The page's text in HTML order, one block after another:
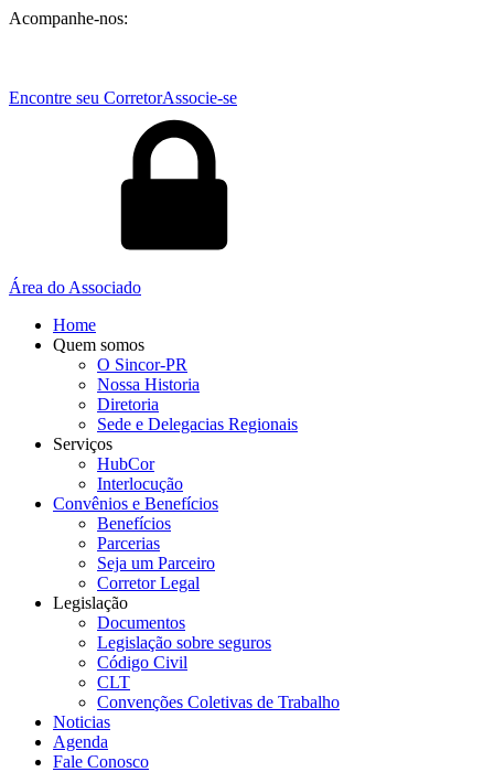
Acompanhe-nos:
Encontre seu CorretorAssocie-se
Área do Associado
Home
Quem somos
O Sincor-PR
Nossa Historia
Diretoria
Sede e Delegacias Regionais
Serviços
HubCor
Interlocução
Convênios e Benefícios
Benefícios
Parcerias
Seja um Parceiro
Corretor Legal
Legislação
Documentos
Legislação sobre seguros
Código Civil
CLT
Convenções Coletivas de Trabalho
Noticias
Agenda
Fale Conosco